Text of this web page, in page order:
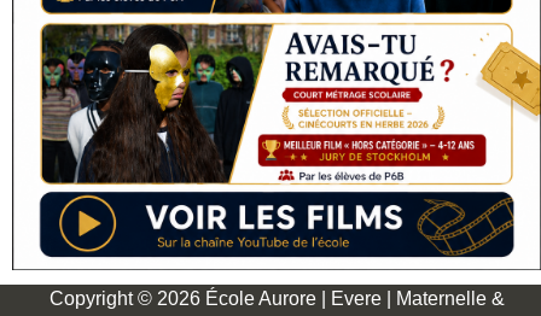
Copyright © 2026 École Aurore | Evere | Maternelle &